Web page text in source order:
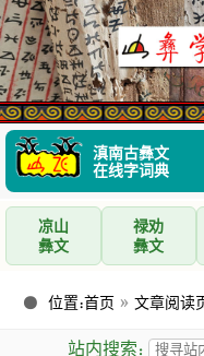
滇南古彝文
在线字词典
凉山
彝文
禄劝
彝文
位置：首页 » 文章阅读
站内搜索：